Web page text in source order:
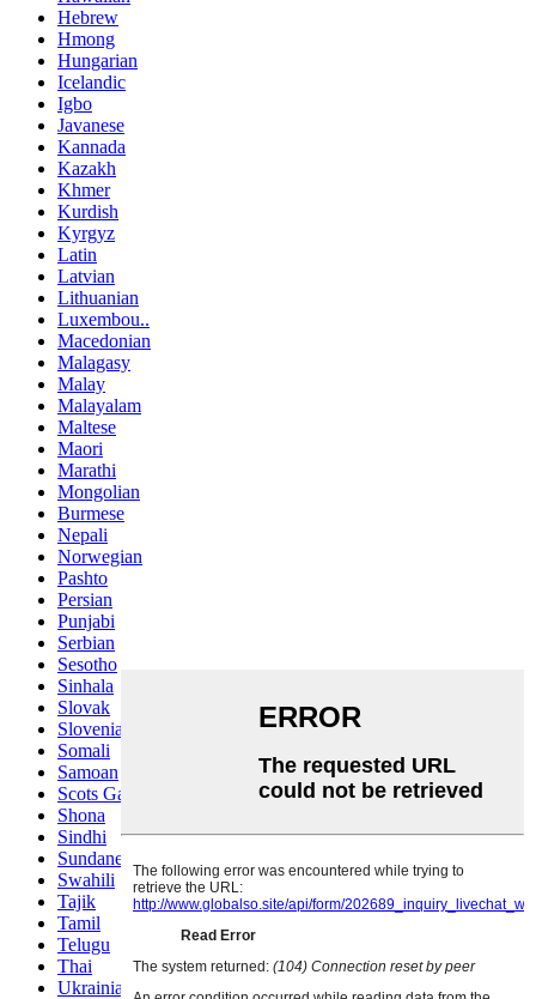
Hebrew
Hmong
Hungarian
Icelandic
Igbo
Javanese
Kannada
Kazakh
Khmer
Kurdish
Kyrgyz
Latin
Latvian
Lithuanian
Luxembou..
Macedonian
Malagasy
Malay
Malayalam
Maltese
Maori
Marathi
Mongolian
Burmese
Nepali
Norwegian
Pashto
Persian
Punjabi
Serbian
Sesotho
Sinhala
Slovak
Slovenian
Somali
Samoan
Scots Gaelic
Shona
Sindhi
Sundanese
Swahili
Tajik
Tamil
Telugu
Thai
Ukrainian